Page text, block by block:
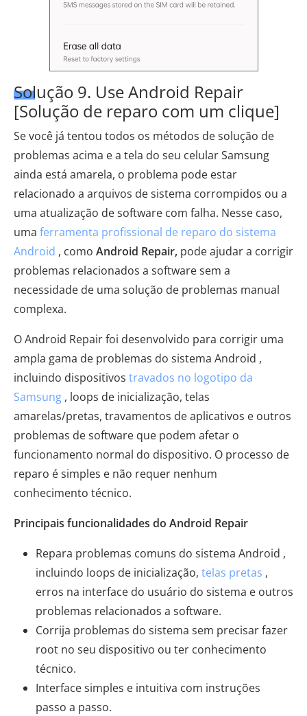
Solução 9. Use Android Repair
[Solução de reparo com um clique]
Se você já tentou todos os métodos de solução de
problemas acima e a tela do seu celular Samsung
ainda está amarela, o problema pode estar
relacionado a arquivos de sistema corrompidos ou a
uma atualização de software com falha. Nesse caso,
uma ferramenta profissional de reparo do sistema
Android , como Android Repair, pode ajudar a corrigir
problemas relacionados a software sem a
necessidade de uma solução de problemas manual
complexa.
O Android Repair foi desenvolvido para corrigir uma
ampla gama de problemas do sistema Android ,
incluindo dispositivos travados no logotipo da
Samsung , loops de inicialização, telas
amarelas/pretas, travamentos de aplicativos e outros
problemas de software que podem afetar o
funcionamento normal do dispositivo. O processo de
reparo é simples e não requer nenhum
conhecimento técnico.
Principais funcionalidades do Android Repair
Repara problemas comuns do sistema Android ,
incluindo loops de inicialização, telas pretas ,
erros na interface do usuário do sistema e outros
problemas relacionados a software.
Corrija problemas do sistema sem precisar fazer
root no seu dispositivo ou ter conhecimento
técnico.
Interface simples e intuitiva com instruções
passo a passo.